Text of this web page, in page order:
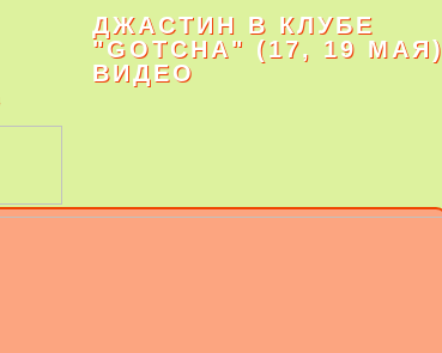
ДЖАСТИН В КЛУБЕ
"GOTCHA" (17, 19 МАЯ)
ВИДЕО